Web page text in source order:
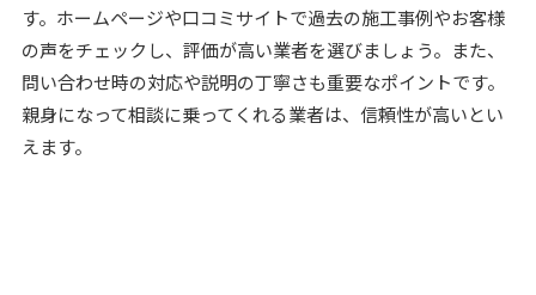
す。ホームページや口コミサイトで過去の施工事例やお客様
の声をチェックし、評価が高い業者を選びましょう。また、
問い合わせ時の対応や説明の丁寧さも重要なポイントです。
親身になって相談に乗ってくれる業者は、信頼性が高いとい
えます。